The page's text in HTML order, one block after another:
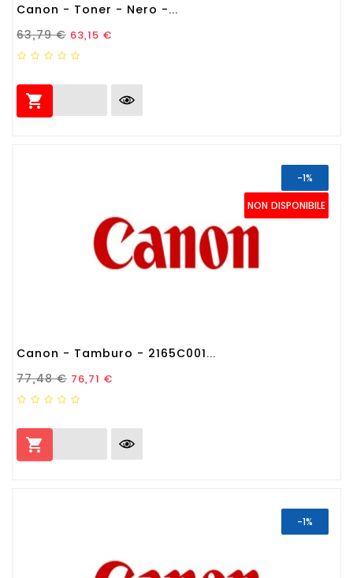
Canon - Toner - Nero -...
Prezzo Standard
63,79 € Prezzo
63,15 €

NON DISPONIBILE
-1%
Canon - Tamburo - 2165C001...
Prezzo Standard
77,48 € Prezzo
76,71 €

-1%